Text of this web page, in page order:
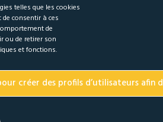
telles que les cookies
consentir à ces
de
ou de retirer son
et fonctions.
créer des profils d’utilisateurs
TRAKO 2025